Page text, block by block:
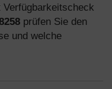
prüfen Sie den
und welche